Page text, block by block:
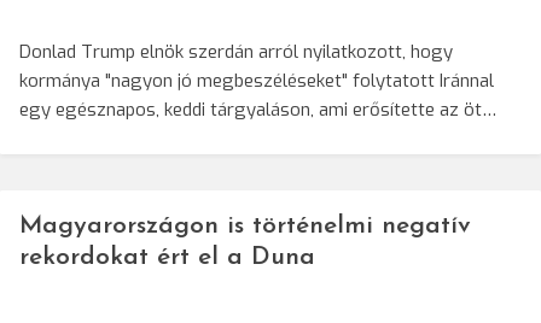
Donlad Trump elnök szerdán arról nyilatkozott, hogy
kormánya "nagyon jó megbeszéléseket" folytatott Iránnal
egy egésznapos, keddi tárgyaláson, ami erősítette az öt…
Magyarországon is történelmi negatív
rekordokat ért el a Duna